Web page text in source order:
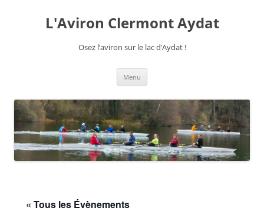
L'Aviron Clermont Aydat
Osez l’aviron sur le lac d’Aydat !
Menu
« Tous les Évènements